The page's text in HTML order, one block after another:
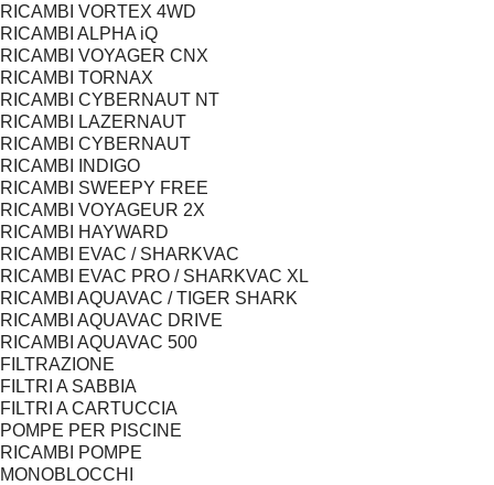
RICAMBI VORTEX 4WD
RICAMBI ALPHA iQ
RICAMBI VOYAGER CNX
RICAMBI TORNAX
RICAMBI CYBERNAUT NT
RICAMBI LAZERNAUT
RICAMBI CYBERNAUT
RICAMBI INDIGO
RICAMBI SWEEPY FREE
RICAMBI VOYAGEUR 2X
RICAMBI HAYWARD
RICAMBI EVAC / SHARKVAC
RICAMBI EVAC PRO / SHARKVAC XL
RICAMBI AQUAVAC / TIGER SHARK
RICAMBI AQUAVAC DRIVE
RICAMBI AQUAVAC 500
FILTRAZIONE
FILTRI A SABBIA
FILTRI A CARTUCCIA
POMPE PER PISCINE
RICAMBI POMPE
MONOBLOCCHI